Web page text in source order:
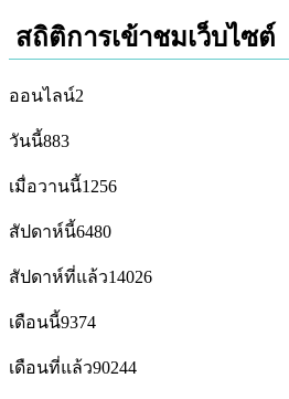
สถิติการเข้าชมเว็บไซต์
ออนไลน์2
วันนี้883
เมื่อวานนี้1256
สัปดาห์นี้6480
สัปดาห์ที่แล้ว14026
เดือนนี้9374
เดือนที่แล้ว90244